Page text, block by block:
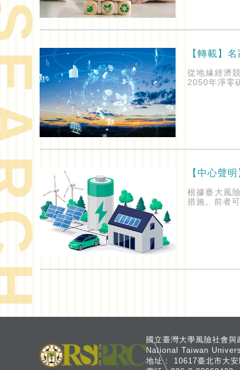
【轉載】
從地緣經濟
2050年淨零
【中心聲
根據臺大風
措施。前者
國立臺灣大學風險社會
National Taiwan
地址： 10617臺北市大